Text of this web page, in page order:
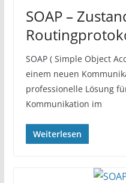
SOAP –
SOAP ( Simple Object
einem neuen
professionelle Lösung
Kommunikation im
Weiterlesen